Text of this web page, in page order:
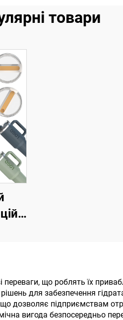
товари
з
що роблять їх
для забезпечення
дозволяє підприємствам
вигода безпосередньо